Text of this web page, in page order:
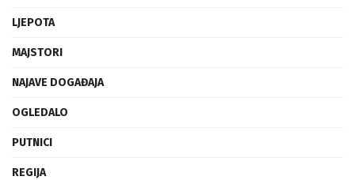
LJEPOTA
MAJSTORI
NAJAVE DOGAĐAJA
OGLEDALO
PUTNICI
REGIJA